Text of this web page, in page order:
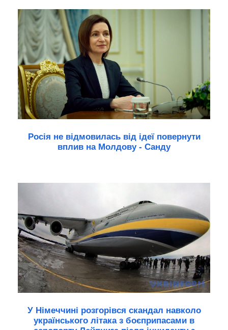
Росія не відмовилась від ідеї повернути
вплив на Молдову - Санду
У Німеччині розгорівся скандал навколо
українського літака з боєприпасами в